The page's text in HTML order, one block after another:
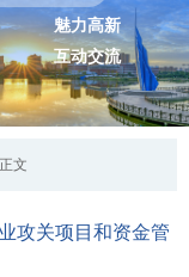
魅力高新
互动交流
文
攻关项目和资金管